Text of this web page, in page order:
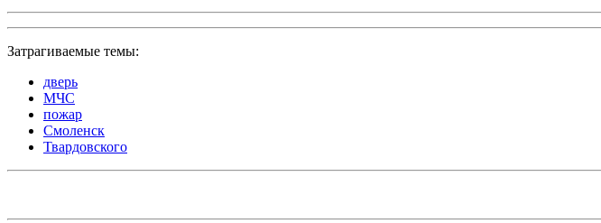
Затрагиваемые темы:
дверь
МЧС
пожар
Смоленск
Твардовского